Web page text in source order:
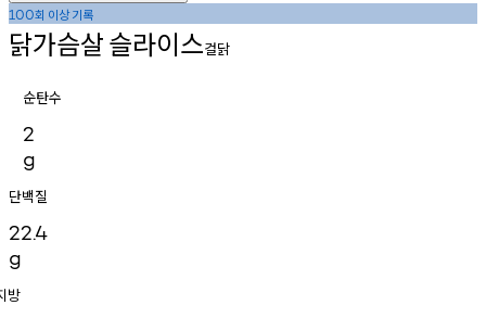
100회 이상기록
닭가슴살슬라이스걸닭
순탄수
2
g
단백질
22.4
g
방